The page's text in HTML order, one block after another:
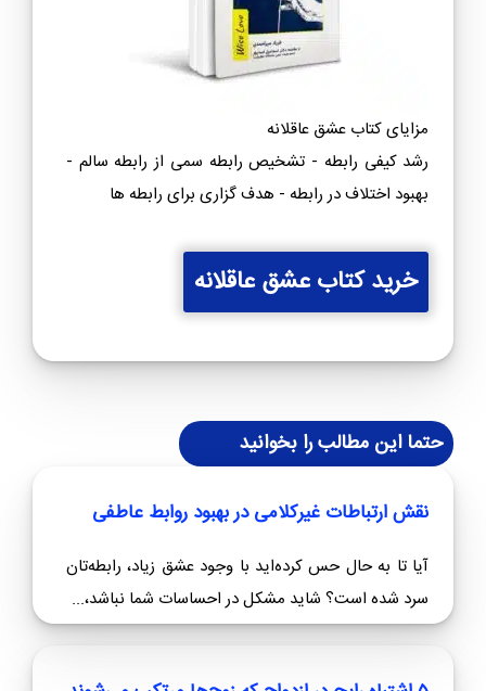
مزایای کتاب عشق عاقلانه
رشد کیفی رابطه - تشخیص رابطه سمی از رابطه سالم -
بهبود اختلاف در رابطه - هدف گزاری برای رابطه ها
خرید کتاب عشق عاقلانه
حتما این مطالب را بخوانید
نقش ارتباطات غیرکلامی در بهبود روابط عاطفی
آیا تا به حال حس کرده‌اید با وجود عشق زیاد، رابطه‌تان
سرد شده است؟ شاید مشکل در احساسات شما نباشد،...